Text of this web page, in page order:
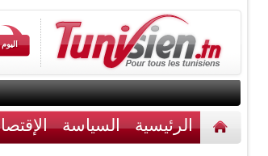
اليوم :
الرئيسية السياسة